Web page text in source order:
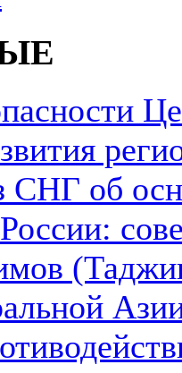
СНГ об
России: